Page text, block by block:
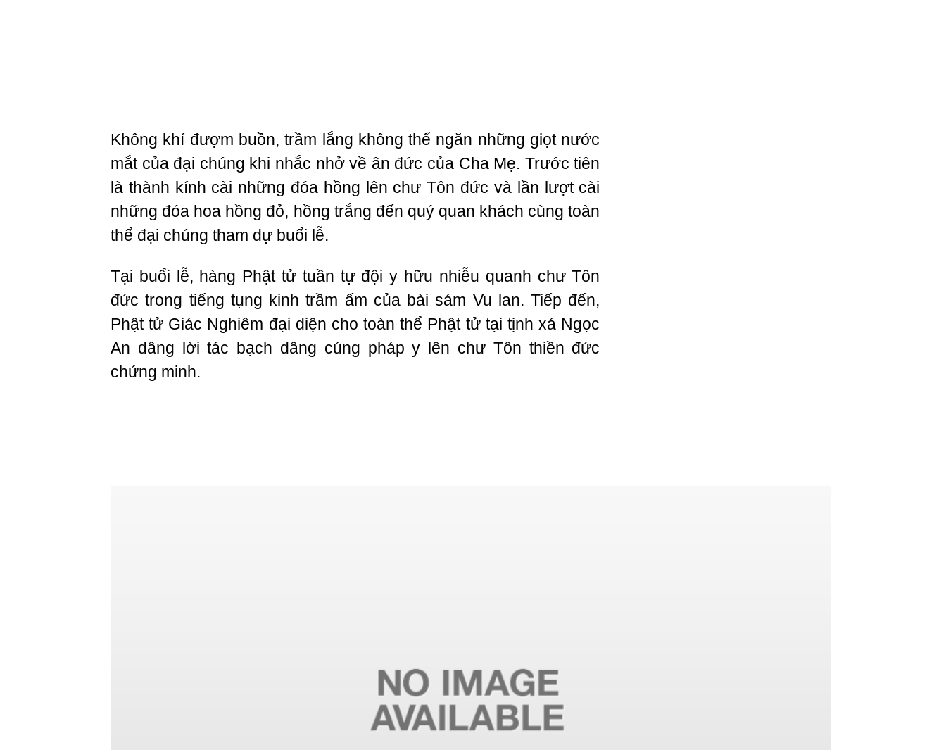
Không khí đượm buồn, trầm lắng không thể ngăn những giọt nước
mắt của đại chúng khi nhắc nhở về ân đức của Cha Mẹ. Trước tiên
là thành kính cài những đóa hồng lên chư Tôn đức và lần lượt cài
những đóa hoa hồng đỏ, hồng trắng đến quý quan khách cùng toàn
thể đại chúng tham dự buổi lễ.
Tại buổi lễ, hàng Phật tử tuần tự đội y hữu nhiễu quanh chư Tôn
đức trong tiếng tụng kinh trầm ấm của bài sám Vu lan. Tiếp đến,
Phật tử Giác Nghiêm đại diện cho toàn thể Phật tử tại tịnh xá Ngọc
An dâng lời tác bạch dâng cúng pháp y lên chư Tôn thiền đức
chứng minh.